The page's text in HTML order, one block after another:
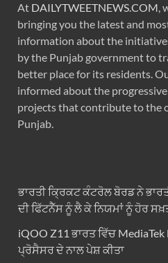
At DAILYTWEETNEWS.COM,
bringing you the latest and
information about the
by the Punjab government to
better place for its residents.
informed about the
projects that contribute to the
Punjab.
ਭਾਰਤੀ ਕ੍ਰਿਕਟ ਕੰਟਰੋਲ ਬੋਰਡ ਨੇ
ਦੀ ਫਿੱਟਨੈੱਸ ਨੂੰ ਲੈ ਕੇ ਨਿਯਮਾਂ ਨੂੰ ਹੋਰ
iQOO Z11 ਭਾਰਤ ਵਿੱਚ
ਪ੍ਰੋਸੈਸਰ ਦੇ ਨਾਲ ਪੇਸ਼ ਕੀਤਾ